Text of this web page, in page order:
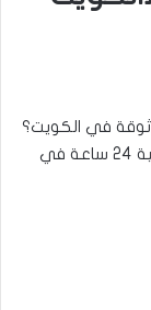
في الكويت؟
احترافية 24 ساعة في